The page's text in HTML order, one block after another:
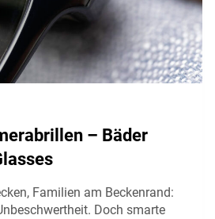
– Bäder
Familien am Beckenrand:
Doch smarte